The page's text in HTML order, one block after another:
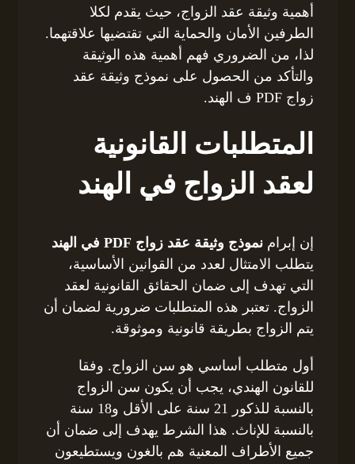
أهمية وثيقة عقد الزواج، حيث يقدم لكلا
الطرفين الأمان والحماية التي تقتضيها علاقتهما.
لذا، من الضروري فهم أهمية هذه الوثيقة
والتأكد من الحصول على نموذج وثيقة عقد
زواج PDF ف الهند.
المتطلبات القانونية
لعقد الزواج في الهند
إن إبرامنموذج وثيقة عقد زواج PDF في الهند
يتطلب الامتثال لعدد من القوانين الأساسية،
التي تهدف إلى ضمان الحقائق القانونية لعقد
الزواج. تعتبر هذه المتطلبات ضرورية لضمان أن
يتم الزواج بطريقة قانونية وموثوقة.
أول متطلب أساسي هو سن الزواج. وفقا
للقانون الهندي، يجب أن يكون سن الزواج
بالنسبة للذكور 21 سنة على الأقل و18 سنة
بالنسبة للإناث. هذا الشرط يهدف إلى ضمان أن
جميع الأطراف المعنية هم بالغون ويستطيعون